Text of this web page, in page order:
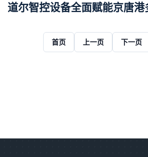
道尔智控设备全面赋能京唐港
首页 上一页 下一页